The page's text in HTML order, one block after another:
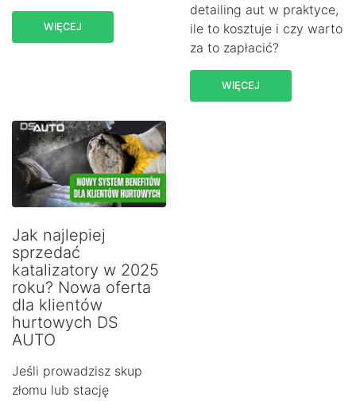
WIĘCEJ
detailing aut w praktyce,
ile to kosztuje i czy warto
za to zapłacić?
WIĘCEJ
Jak najlepiej
sprzedać
katalizatory w 2025
roku? Nowa oferta
dla klientów
hurtowych DS
AUTO
Jeśli prowadzisz skup
złomu lub stację